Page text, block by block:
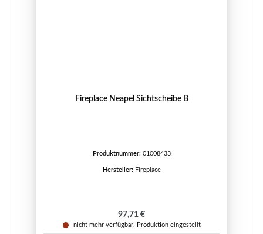
Fireplace Neapel Sichtscheibe B
Produktnummer: 01008433
Hersteller: Fireplace
Regulärer Preis:
97,71 €
nicht mehr verfügbar, Produktion eingestellt